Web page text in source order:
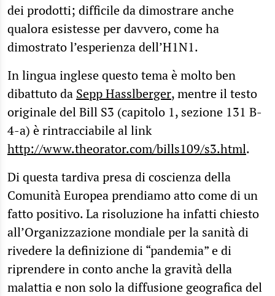
dei prodotti; difficile da dimostrare anche
qualora esistesse per davvero, come ha
dimostrato l’esperienza dell’H1N1.
In lingua inglese questo tema è molto ben
dibattuto da Sepp Hasslberger, mentre il testo
originale del Bill S3 (capitolo 1, sezione 131 B-
4-a) è rintracciabile al link
http://www.theorator.com/bills109/s3.html.
Di questa tardiva presa di coscienza della
Comunità Europea prendiamo atto come di un
fatto positivo. La risoluzione ha infatti chiesto
all’Organizzazione mondiale per la sanità di
rivedere la definizione di “pandemia” e di
riprendere in conto anche la gravità della
malattia e non solo la diffusione geografica del